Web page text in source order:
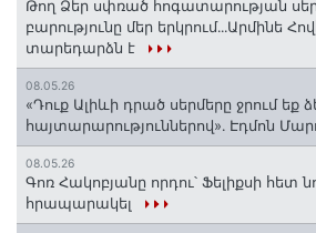
Թող Ձեր սփռած հոգատարության
բարությունը մեր երկրում․․․Արմինե
տարեդարձն է
08.05.26
«Դուք Ալիևի դրած սերմերը ջրում եք
հայտարարություններով»․ Էդմոն
08.05.26
Գոռ Հակոբյանը որդու՝ Ֆելիքսի հետ
հրապարակել